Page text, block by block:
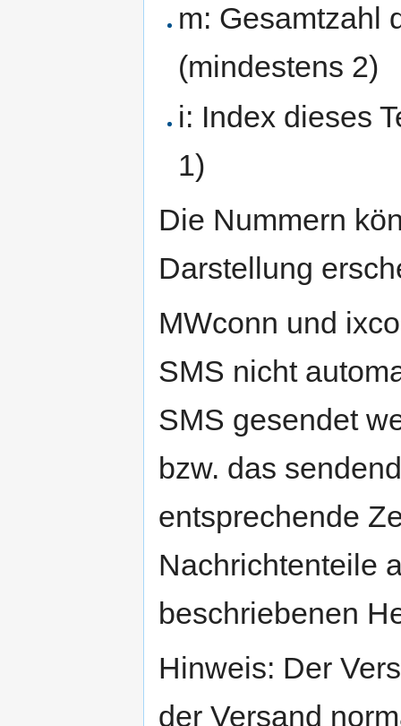
m: Gesamtzahl
(mindestens 2)
i: Index dieses
1)
Die Nummern
Darstellung
MWconn und
SMS nicht
SMS gesendet
bzw. das
entsprechende
Nachrichtenteile
beschriebenen
Hinweis: Der
der Versand